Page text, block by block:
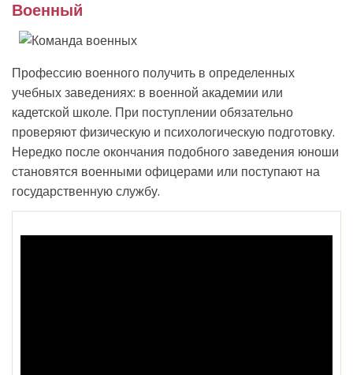
Военный
Профессию военного получить в определенных
учебных заведениях: в военной академии или
кадетской школе. При поступлении обязательно
проверяют физическую и психологическую подготовку.
Нередко после окончания подобного заведения юноши
становятся военными офицерами или поступают на
государственную службу.